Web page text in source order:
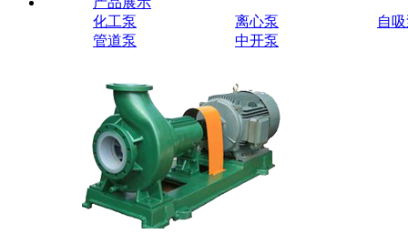
化工泵
离心泵 自
管道泵
中开泵